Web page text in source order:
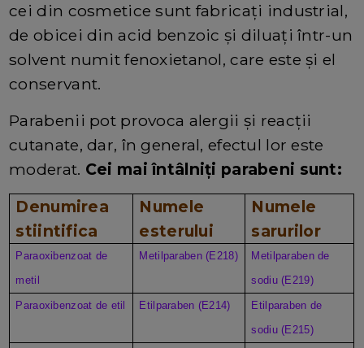
cei din cosmetice sunt fabricați industrial,
de obicei din acid benzoic și diluați într-un
solvent numit fenoxietanol, care este și el
conservant.
Parabenii pot provoca alergii și reacții
cutanate, dar, în general, efectul lor este
moderat. Cei mai întâlniți parabeni sunt:
Denumirea
stiintifica
Numele
esterului
Numele
sarurilor
Paraoxibenzoat de
metil
Metilparaben (E218)
Metilparaben de
sodiu (E219)
Paraoxibenzoat de etil Etilparaben (E214)
Etilparaben de
sodiu (E215)